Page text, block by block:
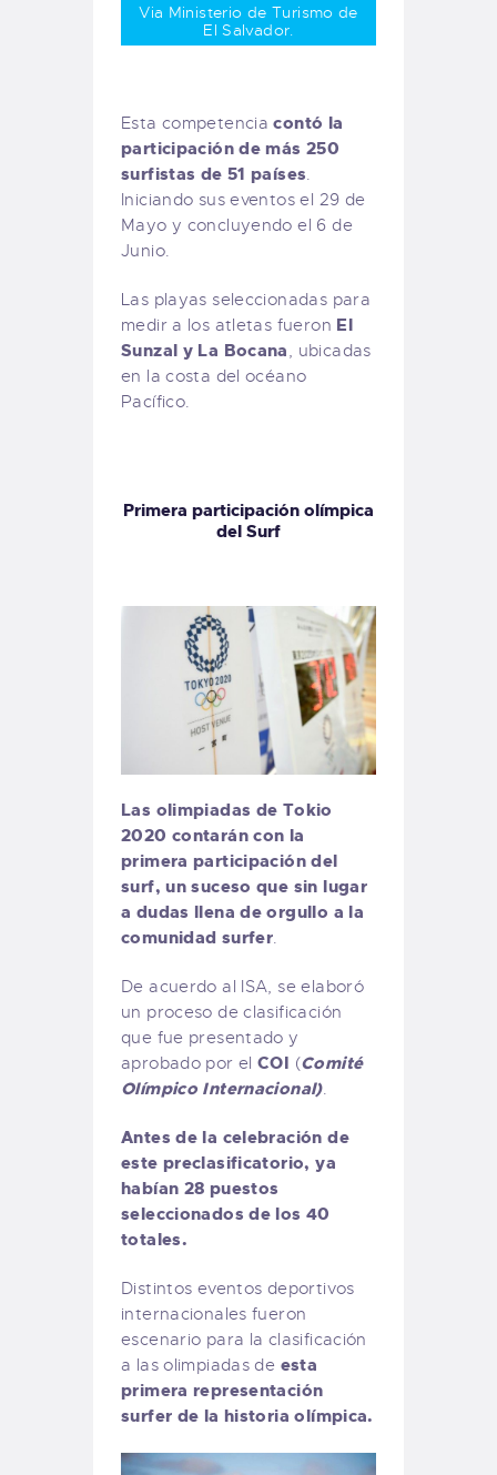
Via Ministerio de Turismo de
El Salvador.
Esta competenciacontó la
participación de más 250
surfistas de 51 países.
Iniciando sus eventos el 29 de
Mayo y concluyendo el 6 de
Junio.
Las playas seleccionadas para
medir a los atletas fueron El
Sunzal y La Bocana, ubicadas
en la costa del océano
Pacífico.
Primera participación olímpica
del Surf
Las olimpiadas de Tokio
2020 contarán con la
primera participación del
surf, un suceso que sin lugar
a dudas llena de orgullo a la
comunidad surfer.
De acuerdo al ISA, se elaboró
un proceso de clasificación
que fue presentado y
aprobado por elCOI (Comité
Olímpico Internacional).
Antes de la celebración de
este preclasificatorio, ya
habían 28 puestos
seleccionados de los 40
totales.
Distintos eventos deportivos
internacionales fueron
escenario para la clasificación
a las olimpiadas de esta
primera representación
surfer de la historia olímpica.